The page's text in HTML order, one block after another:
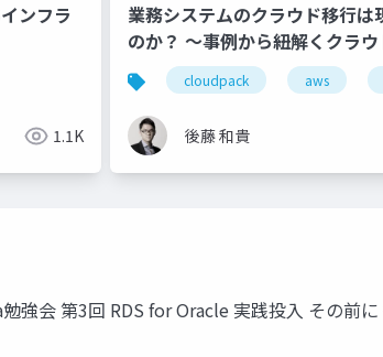
1.1K
業務システムのクラウド移行は
のか？ 〜事例から紐解くクラ
の失敗しないIT投資とは〜
cloudpack aws
後藤 和貴
勉強会 第3回 RDS for Oracle 実践投入 その前